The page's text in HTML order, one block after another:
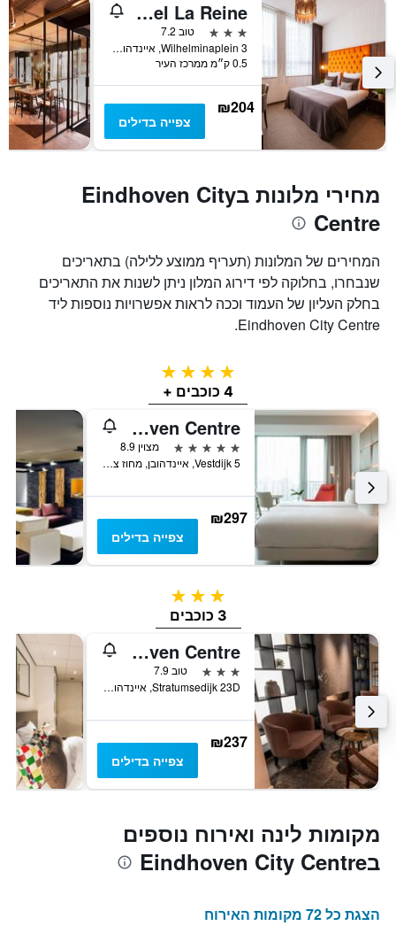
Hotel La Reine
3 כוכבים
טוב 7.2
Wilhelminaplein 3, איינדהובן, מחוז צפון בראבנט, הולנד
0.5 ק״מ ממרכז העיר
₪204
צפייה בדילים
מחירי מלונות בEindhoven City
Centre
המחירים של המלונות (תעריף ממוצע ללילה) בתאריכים
שנבחרו, בחלוקה לפי דירוג המלון ניתן לשנות את התאריכים
בחלק העליון של העמוד וככה לראות אפשרויות נוספות ליד
Eindhoven City Centre.
4 כוכבים
4 כוכבים +
NH Collection Eindhoven Centre
5 כוכבים
מצוין 8.9
Vestdijk 5, איינדהובן, מחוז צפון בראבנט, הולנד
₪297
צפייה בדילים
3 כוכבים
3 כוכבים
Sandton Eindhoven Centre
3 כוכבים
טוב 7.9
Stratumsedijk 23D, איינדהובן, מחוז צפון בראבנט, הולנד
₪237
צפייה בדילים
מקומות לינה ואירוח נוספים
בEindhoven City Centre
הצגת כל 72 מקומות האירוח